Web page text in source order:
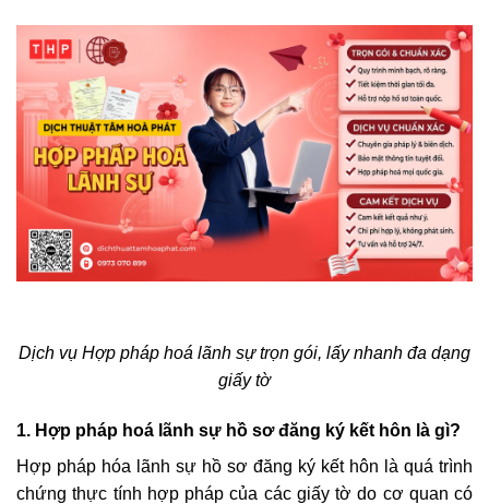
Dịch vụ Hợp pháp hoá lãnh sự trọn gói, lấy nhanh đa dạng
giấy tờ
1. Hợp pháp hoá lãnh sự hồ sơ đăng ký kết hôn là gì?
Hợp pháp hóa lãnh sự hồ sơ đăng ký kết hôn là quá trình
chứng thực tính hợp pháp của các giấy tờ do cơ quan có